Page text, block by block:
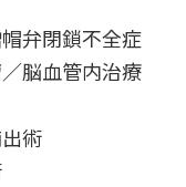
弁閉鎖不全症
脳血管内治療
術